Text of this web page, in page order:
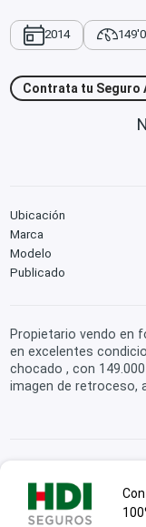
2014
Contrata tu Seguro
Ubicación
Marca
Modelo
Publicado
Propietario vendo en
en excelentes
chocado , con
imagen de retroceso,